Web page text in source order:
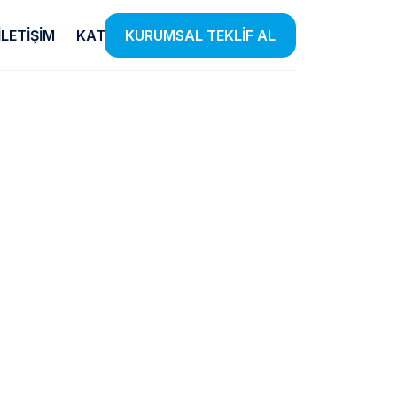
KATALOGKURUMSAL TEKLİF AL